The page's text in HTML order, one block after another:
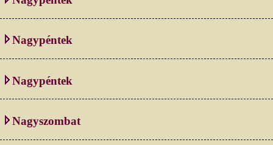
Nagypéntek
Nagypéntek
Nagyszombat